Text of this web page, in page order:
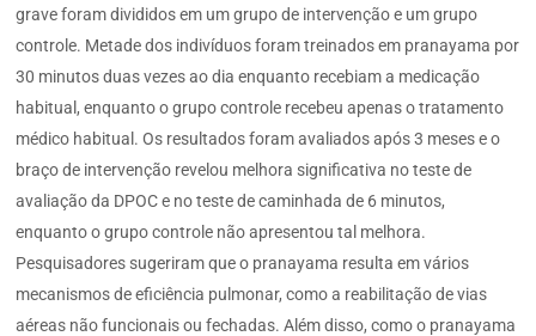
grave foram divididos em um grupo de intervenção e um grupo
controle. Metade dos indivíduos foram treinados em pranayama por
30 minutos duas vezes ao dia enquanto recebiam a medicação
habitual, enquanto o grupo controle recebeu apenas o tratamento
médico habitual. Os resultados foram avaliados após 3 meses e o
braço de intervenção revelou melhora significativa no teste de
avaliação da DPOC e no teste de caminhada de 6 minutos,
enquanto o grupo controle não apresentou tal melhora.
Pesquisadores sugeriram que o pranayama resulta em vários
mecanismos de eficiência pulmonar, como a reabilitação de vias
aéreas não funcionais ou fechadas. Além disso, como o pranayama